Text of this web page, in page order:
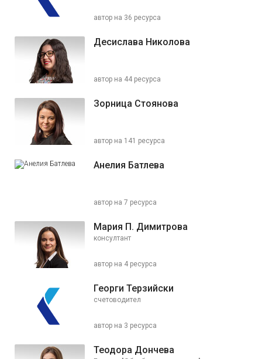
автор на 36 ресурса
Десислава Николова
автор на 44 ресурса
Зорница Стоянова
автор на 141 ресурса
Анелия Батлева
автор на 7 ресурса
Мария П. Димитрова
консултант
автор на 4 ресурса
Георги Терзийски
счетоводител
автор на 3 ресурса
Теодора Дончева